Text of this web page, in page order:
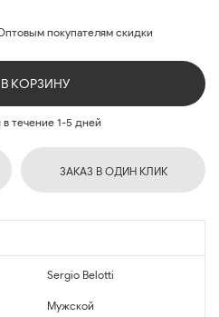
покупателям скидки
В КОРЗИНУ
течение 1-5 дней
ЗАКАЗ В ОДИН КЛИК
Sergio Belotti
Мужской